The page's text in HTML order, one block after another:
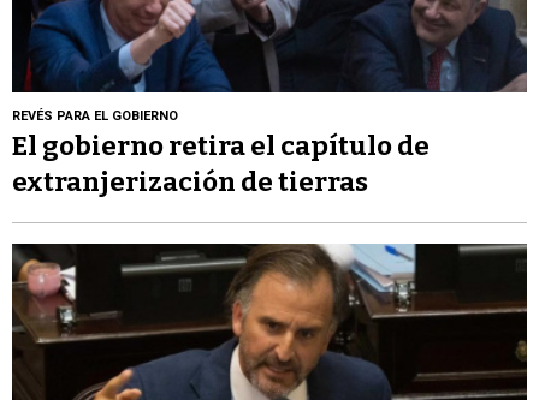
REVÉS PARA EL GOBIERNO
El gobierno retira el capítulo de
extranjerización de tierras